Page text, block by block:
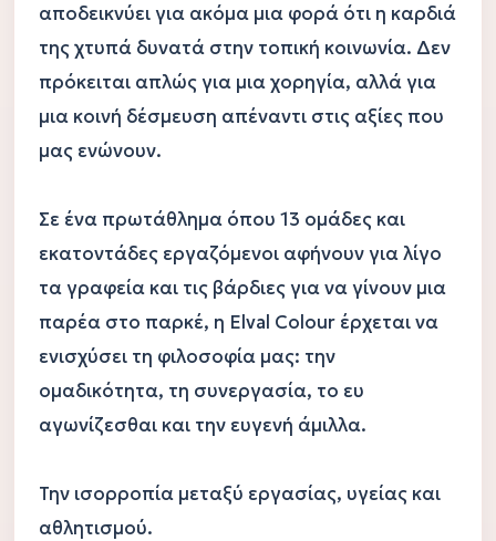
αποδεικνύει για ακόμα μια φορά ότι η καρδιά
της χτυπά δυνατά στην τοπική κοινωνία. Δεν
πρόκειται απλώς για μια χορηγία, αλλά για
μια κοινή δέσμευση απέναντι στις αξίες που
μας ενώνουν.
Σε ένα πρωτάθλημα όπου 13 ομάδες και
εκατοντάδες εργαζόμενοι αφήνουν για λίγο
τα γραφεία και τις βάρδιες για να γίνουν μια
παρέα στο παρκέ, η Elval Colour έρχεται να
ενισχύσει τη φιλοσοφία μας: την
ομαδικότητα, τη συνεργασία, το ευ
αγωνίζεσθαι και την ευγενή άμιλλα.
Την ισορροπία μεταξύ εργασίας, υγείας και
αθλητισμού.